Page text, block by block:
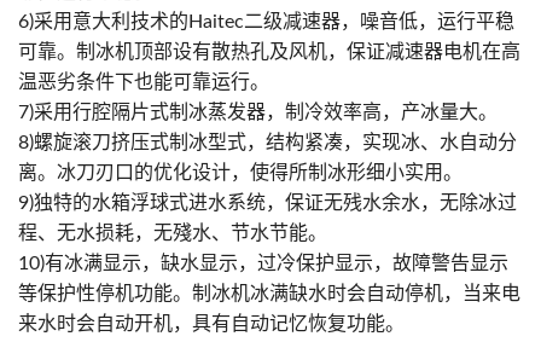
6)采用意大利技术的Haitec二级减速器，噪音低，运行平稳
可靠。制冰机顶部设有散热孔及风机，保证减速器电机在高
温恶劣条件下也能可靠运行。
7)采用行腔隔片式制冰蒸发器，制冷效率高，产冰量大。
8)螺旋滚刀挤压式制冰型式，结构紧凑，实现冰、水自动分
离。冰刀刃口的优化设计，使得所制冰形细小实用。
9)独特的水箱浮球式进水系统，保证无残水余水，无除冰过
程、无水损耗，无殘水、节水节能。
10)有冰满显示，缺水显示，过冷保护显示，故障警告显示
等保护性停机功能。制冰机冰满缺水时会自动停机，当来电
来水时会自动开机，具有自动记忆恢复功能。